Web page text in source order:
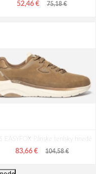
52,46 € 75,18 €
EASYFOX Pánske tenisky hnedé
83,66 € 104,58 €